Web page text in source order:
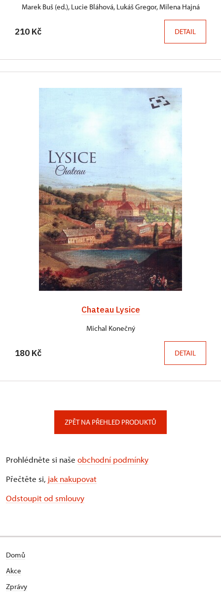
Marek Buš (ed.), Lucie Bláhová, Lukáš Gregor, Milena Hajná
210 Kč DETAIL
Chateau Lysice
Michal Konečný
180 Kč DETAIL
ZPĚT NA PŘEHLED PRODUKTŮ
Prohlédněte si naše obchodní podmínky
Přečtěte si, jak nakupovat
Odstoupit od smlouvy
Domů
Akce
Zprávy